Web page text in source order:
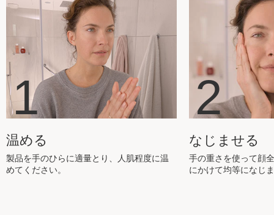
1
温める
製品を手のひらに適量とり、人肌程度に温
めてください。
2
なじませる
手の重さを使って顔
にかけて均等になじ